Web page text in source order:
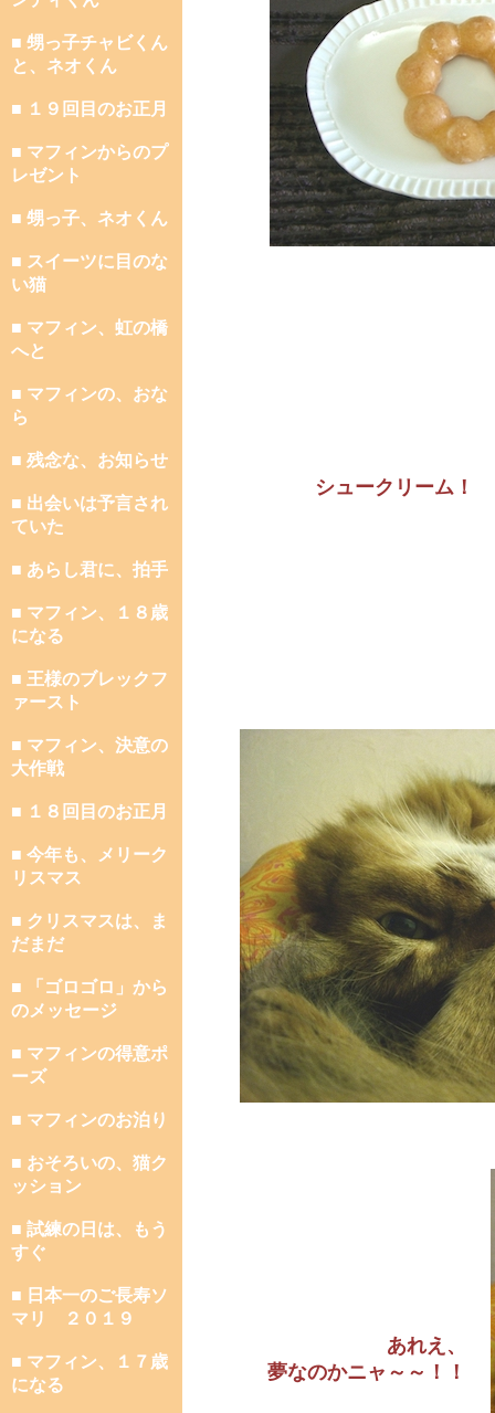
■ 甥っ子チャビくん
と、ネオくん
■ １９回目のお正月
■ マフィンからのプ
レゼント
■ 甥っ子、ネオくん
■ スイーツに目のな
い猫
■ マフィン、虹の橋
へと
■ マフィンの、おな
ら
■ 残念な、お知らせ
■ 出会いは予言され
ていた
■ あらし君に、拍手
■ マフィン、１８歳
になる
■ 王様のブレックフ
ァースト
■ マフィン、決意の
大作戦
■ １８回目のお正月
■ 今年も、メリーク
リスマス
■ クリスマスは、ま
だまだ
■ 「ゴロゴロ」から
のメッセージ
■ マフィンの得意ポ
ーズ
■ マフィンのお泊り
■ おそろいの、猫ク
ッション
■ 試練の日は、もう
すぐ
■ 日本一のご長寿ソ
マリ ２０１９
■ マフィン、１７歳
になる
シュークリーム！
あれえ、
夢なのかニャ～～！！